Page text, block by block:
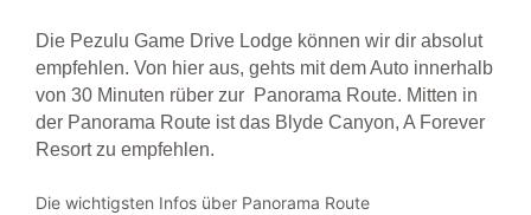
Die Pezulu Game Drive Lodge können wir dir absolut
empfehlen. Von hier aus, gehts mit dem Auto innerhalb
von 30 Minuten rüber zur Panorama Route. Mitten in
der Panorama Route ist das Blyde Canyon, A Forever
Resort zu empfehlen.
Die wichtigsten Infos über Panorama Route